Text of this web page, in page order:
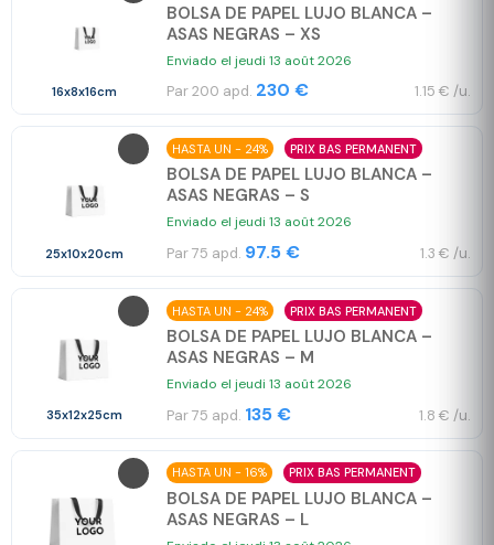
16x8x16cm
BOLSA DE PAPEL LUJO BLANCA –
ASAS NEGRAS – XS
Enviado el jeudi 13 août 2026
Par 200 apd. 230 € 1.15 € /u.
25x10x20cm
HASTA UN - 24% PRIX BAS PERMANENT
BOLSA DE PAPEL LUJO BLANCA –
ASAS NEGRAS – S
Enviado el jeudi 13 août 2026
Par 75 apd. 97.5 € 1.3 € /u.
35x12x25cm
HASTA UN - 24% PRIX BAS PERMANENT
BOLSA DE PAPEL LUJO BLANCA –
ASAS NEGRAS – M
Enviado el jeudi 13 août 2026
Par 75 apd. 135 € 1.8 € /u.
HASTA UN - 16% PRIX BAS PERMANENT
BOLSA DE PAPEL LUJO BLANCA –
ASAS NEGRAS – L